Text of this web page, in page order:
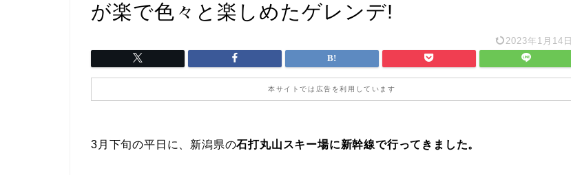
が楽で色々と楽しめたゲレンデ!
2023年1月14日
本サイトでは広告を利用しています
3月下旬の平日に、新潟県の石打丸山スキー場に新幹線で行ってきました。